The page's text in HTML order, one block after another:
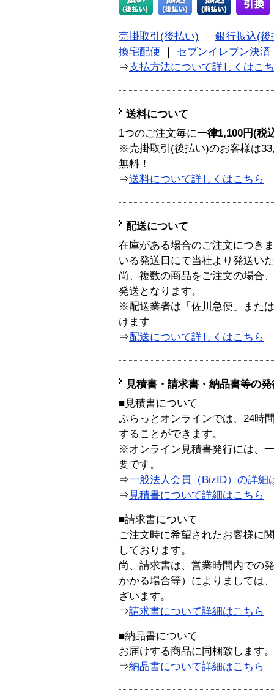
売掛取引(後払い)
銀行振込(後
換宅配便
セブンイレブン決済
⇒支払方法について詳しくはこ
送料について
1つのご注文毎に一律1,100円(税
※売掛取引(後払い)のお客様は
無料！
⇒送料について詳しくはこちら
配送について
在庫がある場合のご注文につき
いる発送日にて当社より発送い
尚、複数の商品をご注文の場合
発送となります。
※配送業者は「佐川急便」また
けます
⇒配送について詳しくはこちら
見積書・請求書・納品書等の
■見積書について
ぷらっとオンラインでは、24時
することができます。
※オンライン見積書発行には、
要です。
⇒一般法人会員（BizID）の詳細
⇒ 見積書について詳細はこちら
■請求書について
ご注文時に希望されたお客様に
しております。
尚、請求書は、営業時間内での
かかる場合等）によりましては
ざいます。
⇒請求書について詳細はこちら
■納品書について
お届けする商品に同梱致します。
⇒納品書について詳細はこちら